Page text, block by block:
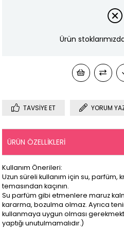
Ürün
TAVSIYE ET YORUM
ÜRÜN ÖZELLIKLERI
Kullanım Önerileri:
Uzun süreli kullanım için su, parfüm,
temasından kaçının.
Su parfüm gibi etmenlere maruz
kararma, bozulma olmaz. Ayrıca
kullanmaya uygun olması
yaptığı unutulmamalıdır.)